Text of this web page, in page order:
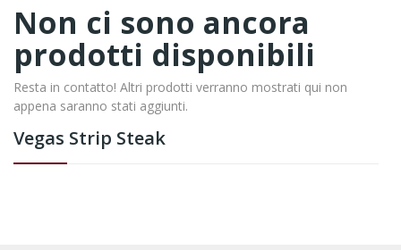
Vegas Strip Steak
Non ci sono ancora
prodotti disponibili
Resta in contatto! Altri prodotti verranno mostrati qui non
appena saranno stati aggiunti.